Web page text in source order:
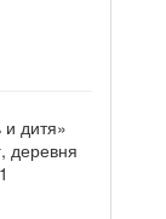
дитя»
деревня